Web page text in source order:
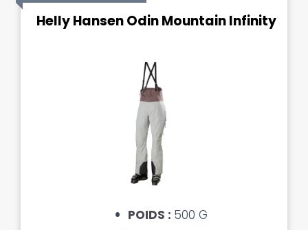
Helly Hansen Odin Mountain Infinity
POIDS : 500 G